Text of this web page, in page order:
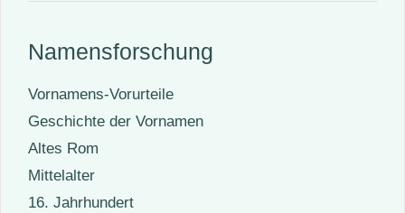
Namensforschung
Vornamens-Vorurteile
Geschichte der Vornamen
Altes Rom
Mittelalter
16. Jahrhundert